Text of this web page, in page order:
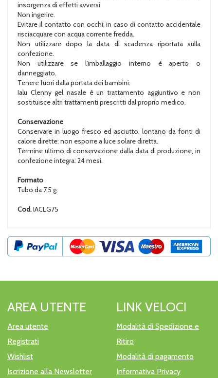
insorgenza di effetti avversi.
Non ingerire.
Evitare il contatto con occhi; in caso di contatto accidentale
risciacquare con acqua corrente fredda.
Non utilizzare dopo la data di scadenza riportata sulla
confezione.
Non utilizzare se l'imballaggio interno è aperto o
danneggiato.
Tenere fuori dalla portata dei bambini.
Ialu Clenny gel nasale è un trattamento aggiuntivo e non
sostituisce altri trattamenti prescritti dal proprio medico.
Conservazione
Conservare in luogo fresco ed asciutto, lontano da fonti di
calore dirette; non esporre a luce solare diretta.
Termine ultimo di conservazione dalla data di produzione, in
confezione integra: 24 mesi.
Formato
Tubo da 7,5 g.
Cod.IACLG75
AREA UTENTE
Area utente
Registrati
Wishlist
Iscrizione alla Newsletter
LINK VELOCI
Modalità di Spedizione e
Ritiro
Modalità di pagamento
Informativa Privacy